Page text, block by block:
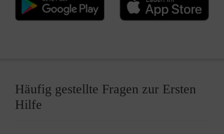
Häufig gestellte Fragen zur Ersten
Hilfe